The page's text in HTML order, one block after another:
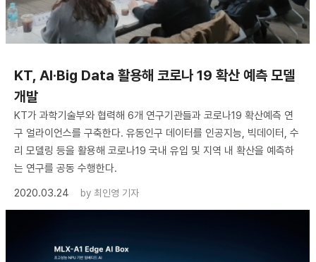
KT, AI·Big Data 활용해 코로나 19 확산 예측 모델
개발
KT가 과학기술부와 협력해 6개 연구기관들과 코로나19 확산예측 연
구 얼라이언스를 구축한다. 유동인구 데이터를 인공지능, 빅데이터, 수
리 모델링 등을 활용해 코로나19 국내 유입 및 지역 내 확산을 예측하
는 연구를 공동 수행한다.
2020.03.24
by 최인영 기자